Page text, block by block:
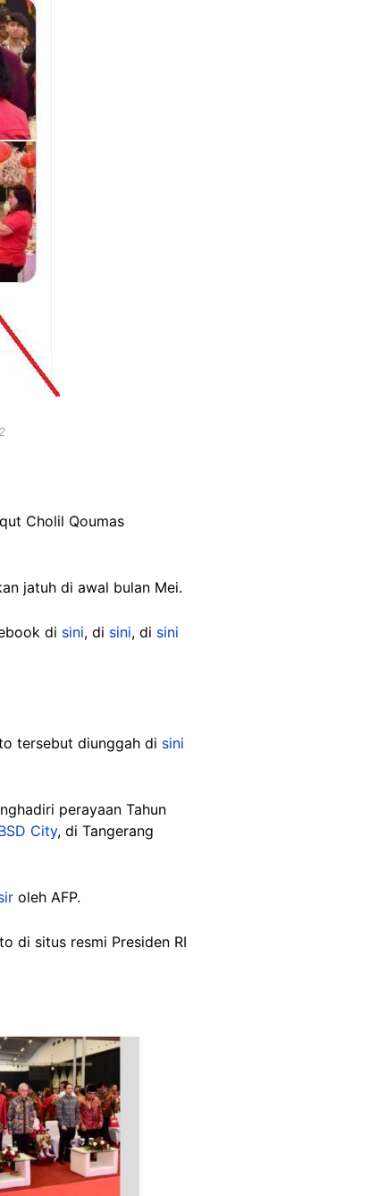
Cholil Qoumas
jatuh di awal bulan Mei.
di sini, di sini, di sini
tersebut diunggah di sini
perayaan Tahun
City, di Tangerang
oleh AFP.
di situs resmi Presiden RI